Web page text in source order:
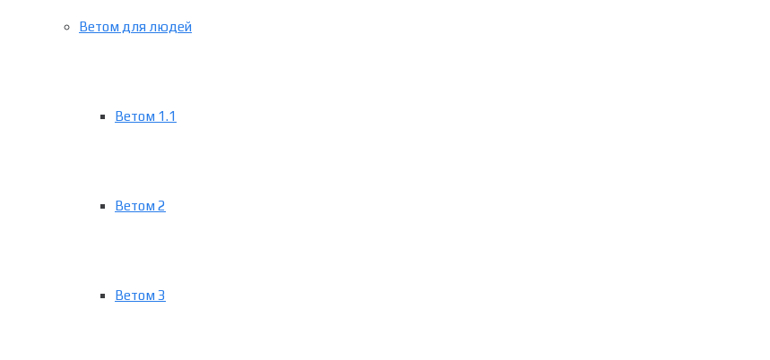
Ветом для людей
Ветом 1.1
Ветом 2
Ветом 3